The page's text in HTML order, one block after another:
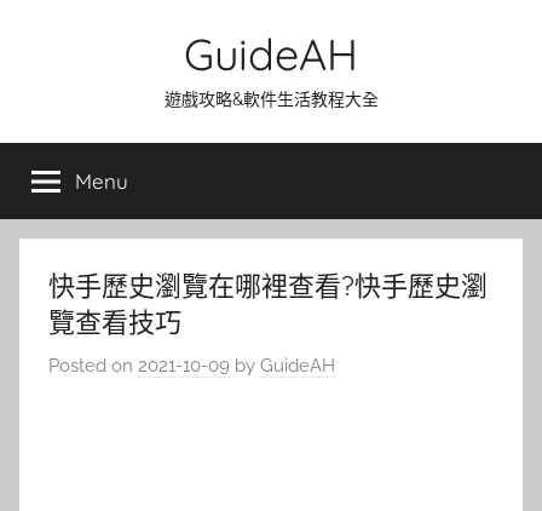
GuideAH
遊戲攻略&軟件生活教程大全
Menu
快手歷史瀏覽在哪裡查看?快手歷史瀏
覽查看技巧
Posted on 2021-10-09 by GuideAH